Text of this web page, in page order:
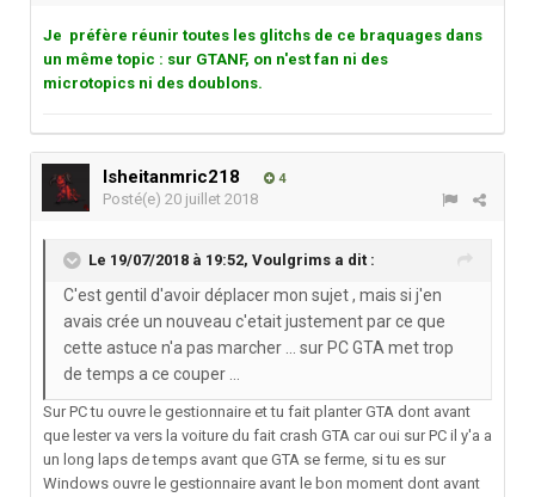
Je préfère réunir toutes les glitchs de ce braquages dans
un même topic : sur GTANF, on n'est fan ni des
microtopics ni des doublons.
lsheitanmric218 4
Posté(e) 20 juillet 2018
Le 19/07/2018 à 19:52, Voulgrims a dit :
C'est gentil d'avoir déplacer mon sujet , mais si j'en
avais crée un nouveau c'etait justement par ce que
cette astuce n'a pas marcher ... sur PC GTA met trop
de temps a ce couper ...
Sur PC tu ouvre le gestionnaire et tu fait planter GTA dont avant
que lester va vers la voiture du fait crash GTA car oui sur PC il y'a a
un long laps de temps avant que GTA se ferme, si tu es sur
Windows ouvre le gestionnaire avant le bon moment dont avant